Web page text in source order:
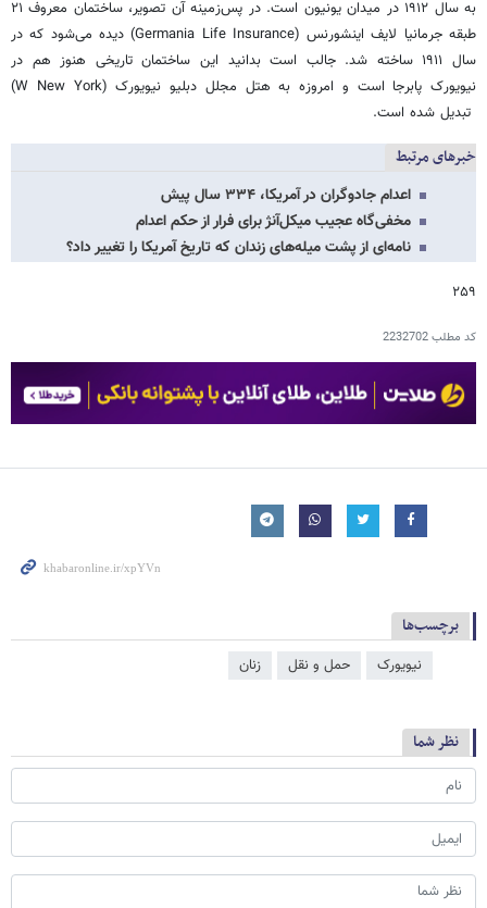
به سال ۱۹۱۲ در میدان یونیون است. در پس‌زمینه آن تصویر، ساختمان معروف ۲۱
طبقه جرمانیا لایف اینشورنس (Germania Life Insurance) دیده می‌شود که در
سال ۱۹۱۱ ساخته شد. جالب است بدانید این ساختمان تاریخی هنوز هم در
نیویورک پابرجا است و امروزه به هتل مجلل دبلیو نیویورک (W New York)
تبدیل شده است.
خبرهای مرتبط
اعدام جادوگران در آمریکا، ۳۳۴ سال پیش
مخفی‌گاه عجیب میکل‌آنژ برای فرار از حکم اعدام
نامه‌ای از پشت میله‌های زندان که تاریخ آمریکا را تغییر داد؟
۲۵۹
کد مطلب2232702
برچسب‌ها
نیویورک حمل و نقل زنان
نظر شما